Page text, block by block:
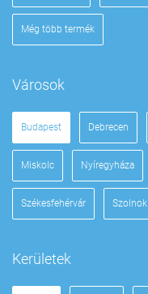
Még több termék
Városok
Budapest Debrecen
Miskolc Nyíregyháza
Székesfehérvár Szolnok
Kerületek